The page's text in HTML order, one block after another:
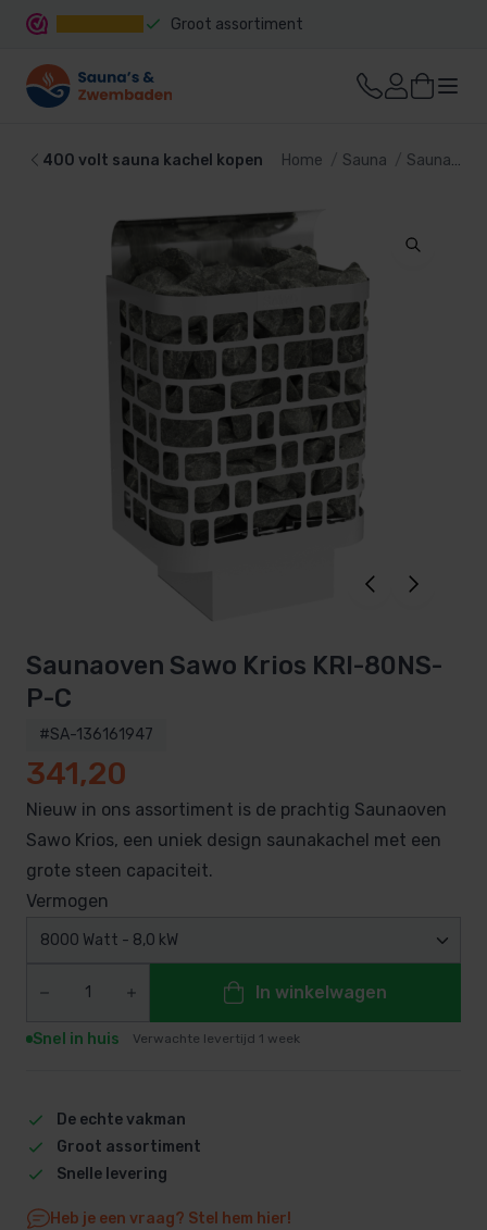
Groot assortiment
400 volt sauna kachel kopen Home Sauna Sauna kachel
Saunaoven Sawo Krios KRI-80NS-
P-C
#SA-136161947
341,20
Nieuw in ons assortiment is de prachtig Saunaoven
Sawo Krios, een uniek design saunakachel met een
grote steen capaciteit.
Vermogen
8000 Watt - 8,0 kW
In winkelwagen
Snel in huis Verwachte levertijd 1 week
De echte vakman
Groot assortiment
Snelle levering
Heb je een vraag? Stel hem hier!